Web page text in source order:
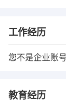
工作经历
您不是企业账
教育经历